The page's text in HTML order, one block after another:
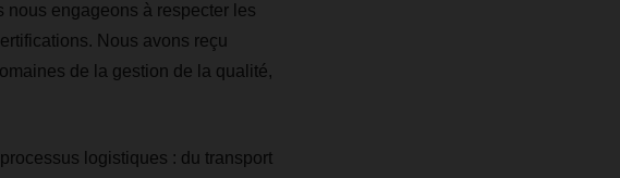
engageons à respecter les
Nous avons reçu
de la gestion de la qualité,
logistiques : du transport